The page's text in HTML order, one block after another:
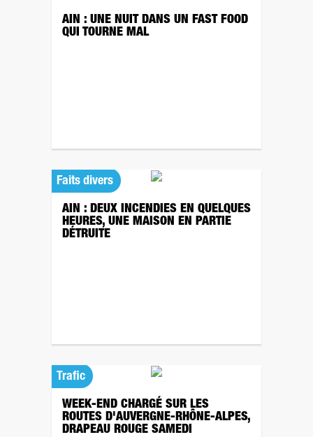
AIN : UNE NUIT DANS UN FAST FOOD
QUI TOURNE MAL
Faits divers
AIN : DEUX INCENDIES EN QUELQUES
HEURES, UNE MAISON EN PARTIE
DÉTRUITE
Trafic
WEEK-END CHARGÉ SUR LES
ROUTES D'AUVERGNE-RHÔNE-ALPES,
DRAPEAU ROUGE SAMEDI